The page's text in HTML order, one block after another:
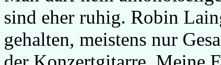
sind eher ruhig. Robin
gehalten, meistens nur